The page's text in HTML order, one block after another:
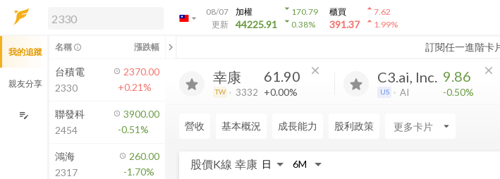
arrow_drop_down
08/07
更新
加權
44225.91
arrow_drop_down170.79
arrow_drop_down0.38%
櫃買
391.37
arrow_drop_up7.62
arrow_drop_up1.99%
訂閱任一進階卡
解鎖即時行情及進階功能
方案」，即可解鎖以下功能：
即時行情
即時市況與排行
成交金額熱力圖
前往方案訂閱
如何綁定合作券商
幸康
TW 3332
61.90
+0.00%
close C3.ai, Inc.
US AI
9.86
-0.50%
close
營收 基本概況 成長能力 股利政策 arrow_drop_down
股價K線 幸康
我的追蹤
親友分享
edit_note
名稱 info_outline 漲跌幅 chevron_left
台積電
2330
2370.00
+0.21%
聯發科
2454
3900.00
-0.51%
鴻海
2317
260.00
-1.70%